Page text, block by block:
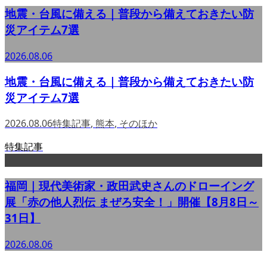
地震・台風に備える｜普段から備えておきたい防
災アイテム7選
2026.08.06
地震・台風に備える｜普段から備えておきたい防
災アイテム7選
2026.08.06特集記事, 熊本, そのほか
特集記事
福岡｜現代美術家・政田武史さんのドローイング
展「赤の他人烈伝 まぜろ安全！」開催【8月8日～
31日】
2026.08.06